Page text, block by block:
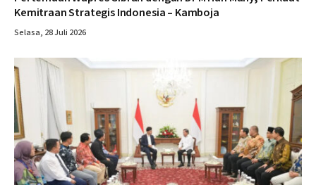
Kemitraan Strategis Indonesia – Kamboja
Selasa, 28 Juli 2026